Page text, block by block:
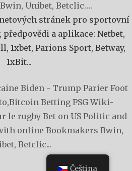
Unibet, Betclic….
stránek pro sportovní
předpovědi a aplikace: Netbet,
1xbet, Parions Sport, Betway,
1xBit...
Biden - Trump Parier Foot
Betting PSG Wiki-
le rugby Bet on US Politic and
online Bookmakers Bwin,
Betclic...
Čeština